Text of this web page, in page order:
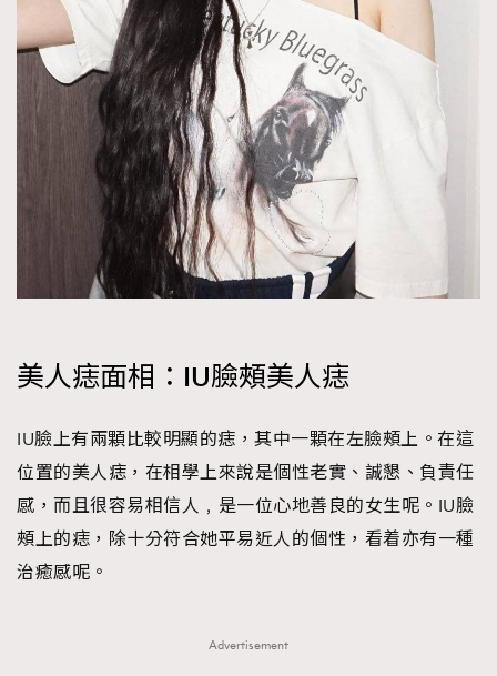
美人痣面相：IU臉頰美人痣
IU臉上有兩顆比較明顯的痣，其中一顆在左臉頰上。在這
位置的美人痣，在相學上來說是個性老實、誠懇、負責任
感，而且很容易相信人﹐是一位心地善良的女生呢。IU臉
頰上的痣，除十分符合她平易近人的個性，看着亦有一種
治癒感呢。
Advertisement